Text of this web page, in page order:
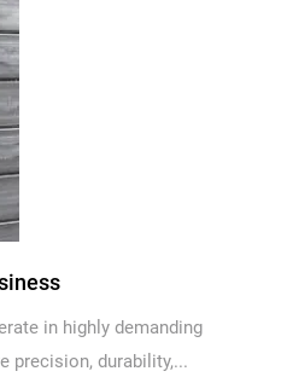
in highly demanding
precision, durability,...